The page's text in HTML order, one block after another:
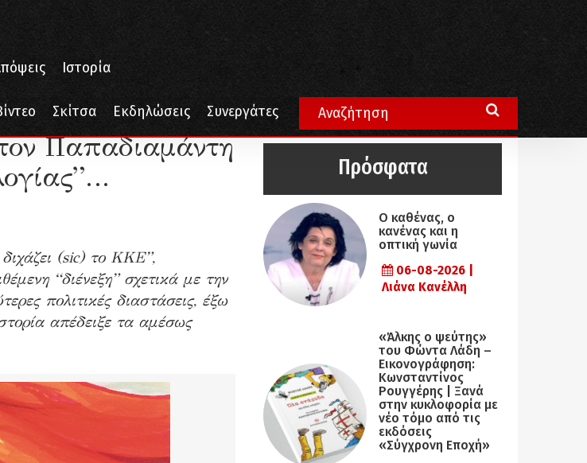
Ιστορία
Σκίτσα Εκδηλώσεις Συνεργάτες
Παπαδιαμάντη
(sic) το ΚΚΕ”,
“διένεξη” σχετικά με την
πολιτικές διαστάσεις, έξω
απέδειξε τα αμέσως
Πρόσφατα
Ο καθένας, ο
κανένας και η
οπτική γωνία
06-08-2026 |
Λιάνα Κανέλλη
«Άλκης ο ψεύτης»
του Φώντα Λάδη –
Εικονογράφηση:
Κωνσταντίνος
Ρουγγέρης | Ξανά
στην κυκλοφορία με
νέο τόμο από τις
εκδόσεις
«Σύγχρονη Εποχή»